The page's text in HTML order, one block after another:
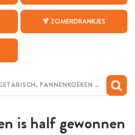
🍹 ZOMERDRANKJES
is half gewonnen